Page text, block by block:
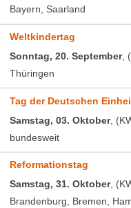
Bayern, Saarland
Weltkindertag
Sonntag, 20. September,
Thüringen
Tag der Deutschen
Samstag, 03. Oktober,
bundesweit
Reformationstag
Samstag, 31. Oktober,
Brandenburg, Bremen,